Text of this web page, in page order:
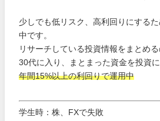
少しでも低リスク、高利回りにする
中です。
リサーチしている投資情報をまとめる
30代に入り、まとまった資金を投資に
年間15%以上の利回りで運用中
学生時：株、FXで失敗